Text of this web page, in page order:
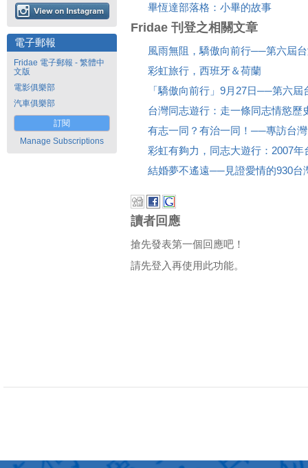
電子郵報
Fridae 電子郵報 - 繁體中
文版
電影俱樂部
汽車俱樂部
訂閱
Manage Subscriptions
畢恆達部落格：小畢的故事
Fridae 刊登之相關文章
風雨無阻，驕傲向前行──第六屆
彩虹旅行，西班牙＆荷蘭
「驕傲向前行」9月27日──第六屆
台灣同志遊行：走一條同志情慾歷
有志一同？有治一同！──專訪台
彩虹有夠力，同志大遊行：2007年
結婚夢不遙遠──見證愛情的930台
讀者回應
搶先發表第一個回應吧！
請先登入再使用此功能。